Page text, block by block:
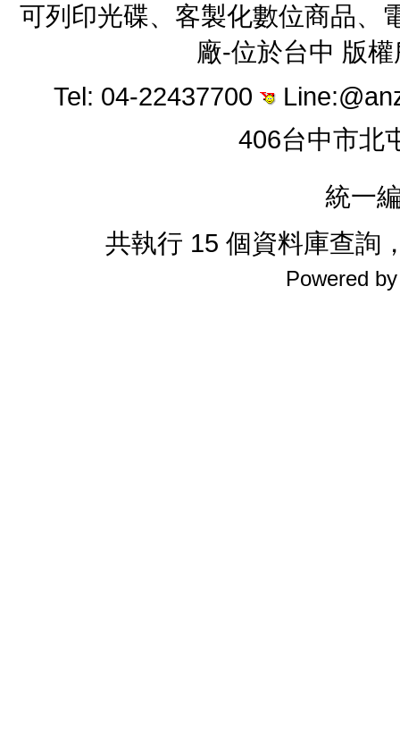
可列印光碟、客製化數位商品、
廠-位於台中 版
Tel: 04-22437700
406台中市北
統一
共執行 15 個資料庫查詢
Powered